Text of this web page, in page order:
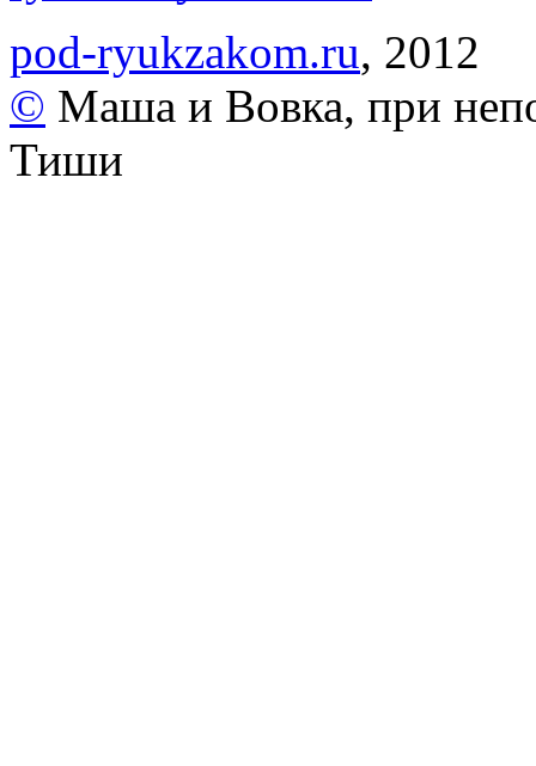
pod-ryukzakom.ru, 2012
© Маша и Вовка, при
Тиши